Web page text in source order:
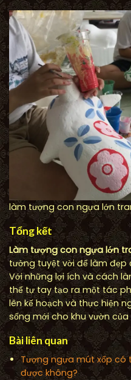
làm tượng con ngựa lớn
Tổng kết
Làm tượng con ngựa lớn
tưởng tuyệt vời để làm đẹp
Với những lợi ích và cách
thể tự tay tạo ra một tác
lên kế hoạch và thực hiện
sống mới cho khu vườn của
Bài liên quan
Tượng ngựa mút xốp có
được không?